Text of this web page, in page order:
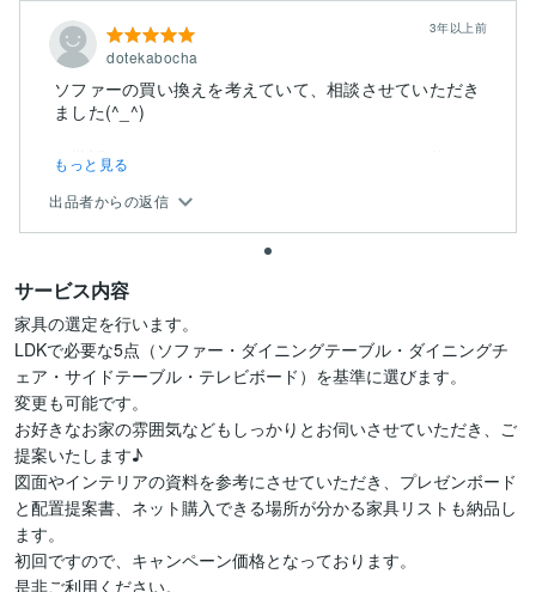
dotekabocha
3年以上前
ソファーの買い換えを考えていて、相談させていただき
ました(^_^)
お世話になっていたコーディネーターさんが、お休み
さ...
もっと見る
出品者からの返信
サービス内容
家具の選定を行います。
LDKで必要な5点（ソファー・ダイニングテーブル・ダイニングチ
ェア・サイドテーブル・テレビボード）を基準に選びます。
変更も可能です。
お好きなお家の雰囲気などもしっかりとお伺いさせていただき、ご
提案いたします♪
図面やインテリアの資料を参考にさせていただき、プレゼンボード
と配置提案書、ネット購入できる場所が分かる家具リストも納品し
ます。
初回ですので、キャンペーン価格となっております。
是非ご利用ください。